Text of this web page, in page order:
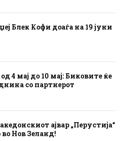
Блек Кофи доаѓа на 19 јуни
4 мај до 10 мај: Биковите ќе
со партнерот
ајвар „Перустија“
во Нов Зеланд!